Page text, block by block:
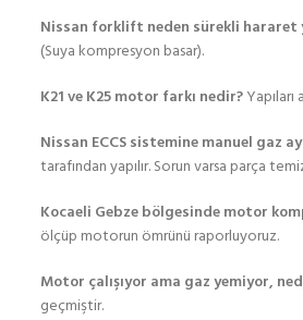
Nissan forklift neden sürekli hararet
(Suya kompresyon basar).
K21 ve K25 motor farkı nedir?
Nissan ECCS sistemine manuel gaz
tarafından yapılır. Sorun varsa parça
Kocaeli Gebze bölgesinde motor
ölçüp motorun ömrünü raporluyoruz.
Motor çalışıyor ama gaz yemiyor,
geçmiştir.